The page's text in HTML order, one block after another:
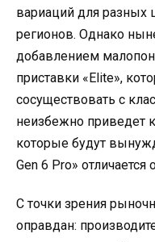
вариаций для разных
регионов. Однако
добавлением
приставки «Elite»,
сосуществовать с
неизбежно приведет
которые будут
Gen 6 Pro» отличается
С точки зрения
оправдан: